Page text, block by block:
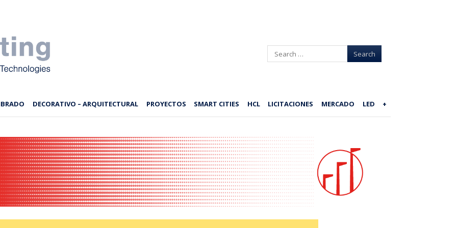
Search
DECORATIVO – ARQUITECTURAL PROYECTOS SMART CITIES HCL LICITACIONES MERCADO LED +